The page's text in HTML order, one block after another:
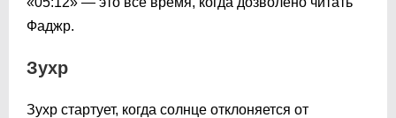
Фаджр.
Зухр
Зухр стартует, когда солнце отклоняется от